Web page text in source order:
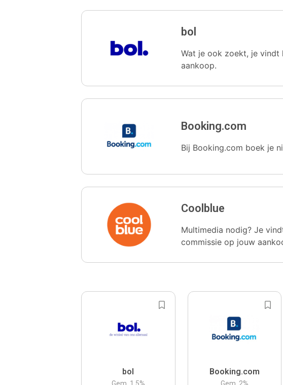
bol
Wat je ook zoekt, je vindt
aankoop.
Booking.com
Bij Booking.com boek je
Coolblue
Multimedia nodig? Je
commissie op jouw
bol Booking.com